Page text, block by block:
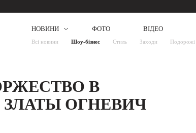
НОВИНИ
Всі новини Шоу-бізнес Стиль Заходи Подорожі
ФОТО ВІДЕО
В
ОГНЕВИЧ